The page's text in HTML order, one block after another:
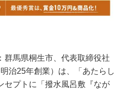
群馬県桐生市、代表取締役社
治25年創業）は、「あたらし
セプトに「撥水風呂敷『なが